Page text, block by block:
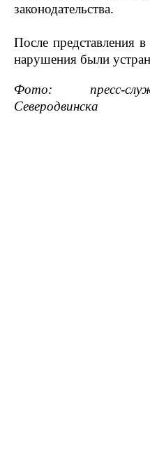
законодательства.
После представления
нарушения были
Фото: пресс-
Северодвинска